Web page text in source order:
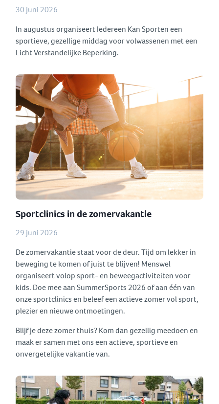
30 juni 2026
In augustus organiseert Iedereen Kan Sporten een
sportieve, gezellige middag voor volwassenen met een
Licht Verstandelijke Beperking.
Sportclinics in de zomervakantie
29 juni 2026
De zomervakantie staat voor de deur. Tijd om lekker in
beweging te komen of juist te blijven! Menswel
organiseert volop sport- en beweegactiviteiten voor
kids. Doe mee aan SummerSports 2026 of aan één van
onze sportclinics en beleef een actieve zomer vol sport,
plezier en nieuwe ontmoetingen.
Blijf je deze zomer thuis? Kom dan gezellig meedoen en
maak er samen met ons een actieve, sportieve en
onvergetelijke vakantie van.